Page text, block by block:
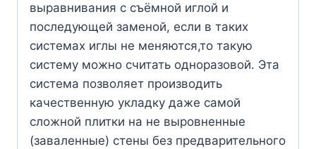
выравнивания с съёмной иглой и
последующей заменой, если в таких
системах иглы не меняются,то такую
систему можно считать одноразовой. Эта
система позволяет производить
качественную укладку даже самой
сложной плитки на не выровненные
(заваленные) стены без предварительного